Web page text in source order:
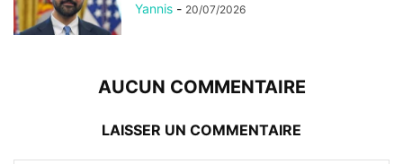
Yannis - 20/07/2026
AUCUN COMMENTAIRE
LAISSER UN COMMENTAIRE